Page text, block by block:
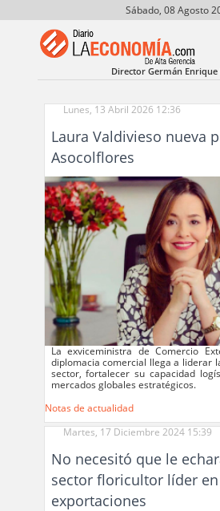
Sábado, 08 Agosto
Director Germán Enrique
Lunes, 13 Abril 2026 12:36
Laura Valdivieso nueva
Asocolflores
La exviceministra de Comercio
diplomacia comercial llega a liderar
sector, fortalecer su capacidad
mercados globales estratégicos.
Notas de actualidad
Martes, 17 Diciembre 2024 15:39
No necesitó que le
sector floricultor líder en
exportaciones